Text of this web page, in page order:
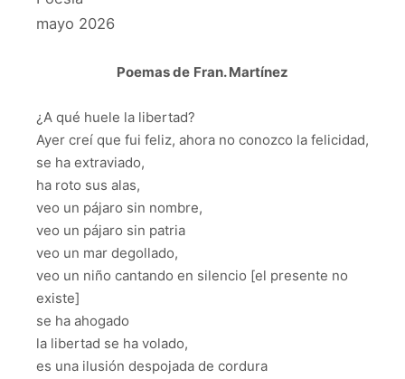
mayo 2026
Poemas de Fran. Martínez
¿A qué huele la libertad?
Ayer creí que fui feliz, ahora no conozco la felicidad,
se ha extraviado,
ha roto sus alas,
veo un pájaro sin nombre,
veo un pájaro sin patria
veo un mar degollado,
veo un niño cantando en silencio [el presente no
existe]
se ha ahogado
la libertad se ha volado,
es una ilusión despojada de cordura